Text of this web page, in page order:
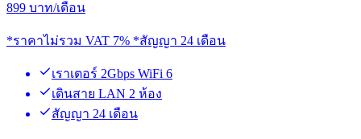
899 บาท/เดือน
*ราคาไม่รวม VAT 7% *สัญญา 24 เดือน
เราเตอร์ 2Gbps WiFi 6
เดินสาย LAN 2 ห้อง
สัญญา 24 เดือน